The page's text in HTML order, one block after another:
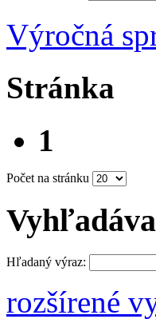
Výročná
Stránka
1
Počet na stránku
Hľadaný výraz:
rozšírené